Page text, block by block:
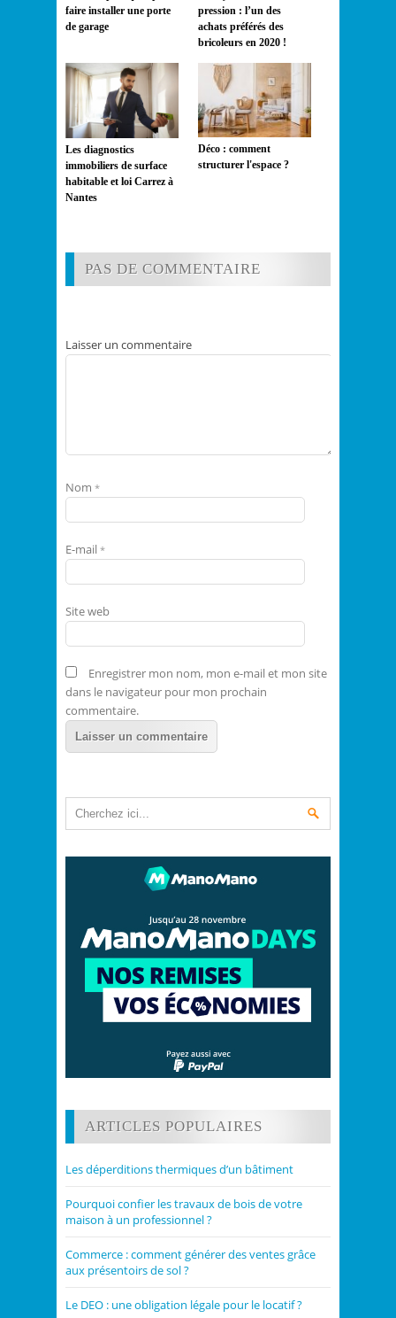
faire installer une porte
de garage
pression : l’un des
achats préférés des
bricoleurs en 2020 !
Les diagnostics
immobiliers de surface
habitable et loi Carrez à
Nantes
Déco : comment
structurer l'espace ?
PAS DE COMMENTAIRE
Laisser un commentaire
Nom *
E-mail *
Site web
Enregistrer mon nom, mon e-mail et mon site
dans le navigateur pour mon prochain
commentaire.
ARTICLES POPULAIRES
Les déperditions thermiques d’un bâtiment
Pourquoi confier les travaux de bois de votre
maison à un professionnel ?
Commerce : comment générer des ventes grâce
aux présentoirs de sol ?
Le DEO : une obligation légale pour le locatif ?